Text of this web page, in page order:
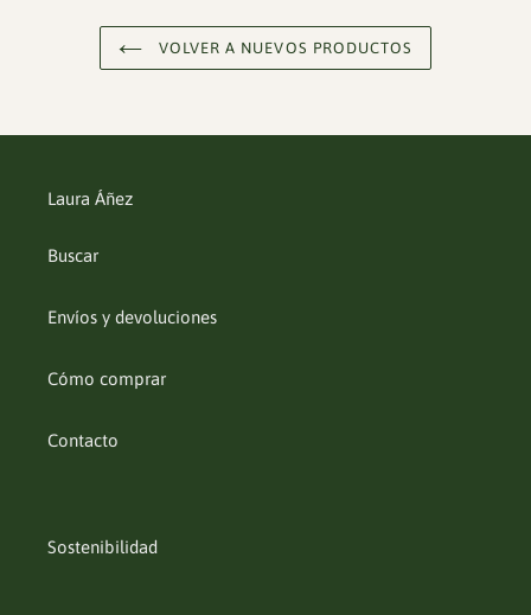
VOLVER A NUEVOS PRODUCTOS
Laura Áñez
Buscar
Envíos y devoluciones
Cómo comprar
Contacto
Sostenibilidad